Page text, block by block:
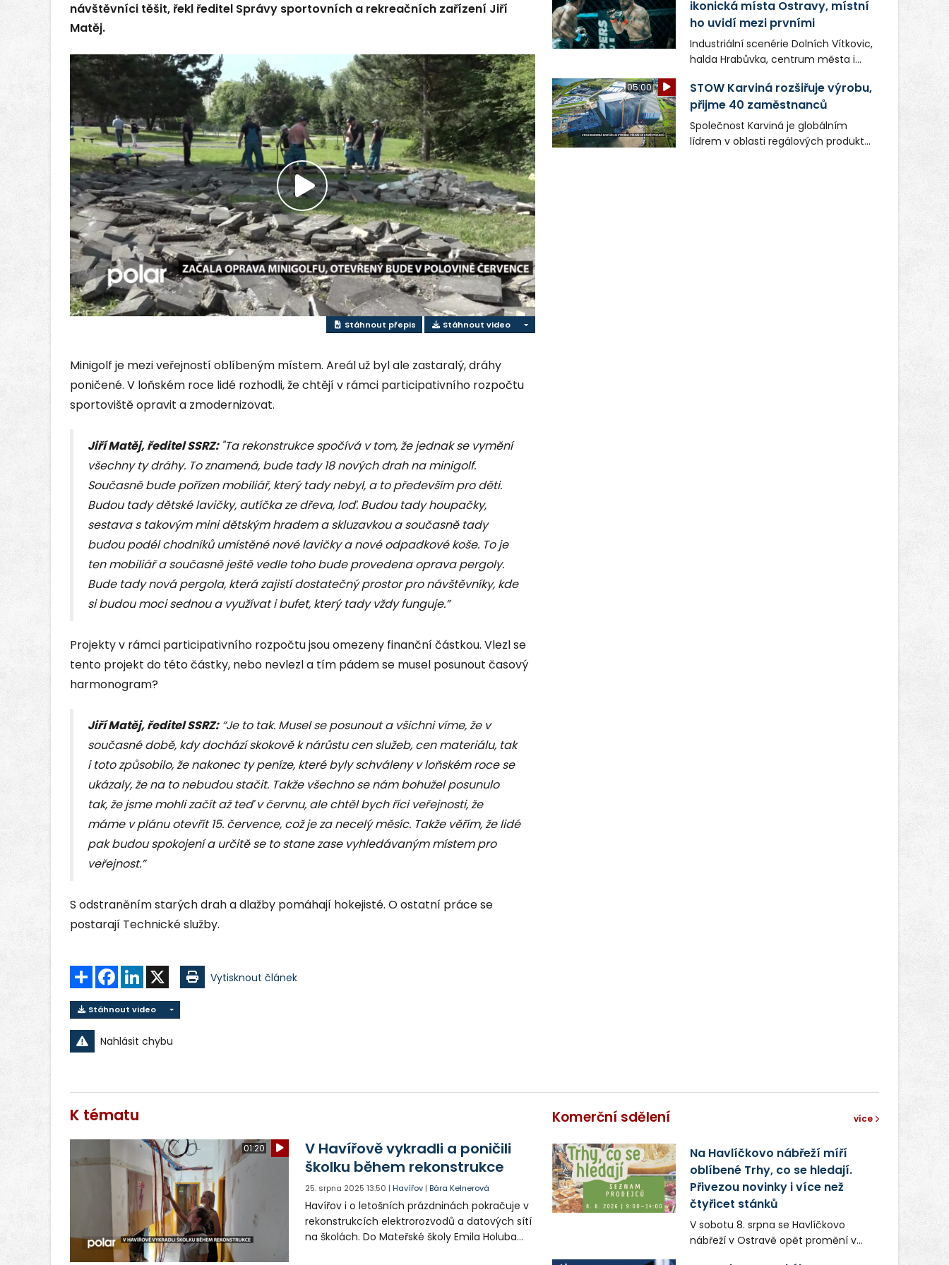
návštěvníci těšit, řekl ředitel Správy sportovních a rekreačních zařízení Jiří
Matěj.
Přehrát
video
Stáhnout přepis Stáhnout video
Minigolf je mezi veřejností oblíbeným místem. Areál už byl ale zastaralý, dráhy
poničené. V loňském roce lidé rozhodli, že chtějí v rámci participativního rozpočtu
sportoviště opravit a zmodernizovat.
Jiří Matěj, ředitel SSRZ: "Ta rekonstrukce spočívá v tom, že jednak se vymění
všechny ty dráhy. To znamená, bude tady 18 nových drah na minigolf.
Současně bude pořízen mobiliář, který tady nebyl, a to především pro děti.
Budou tady dětské lavičky, autíčka ze dřeva, loď. Budou tady houpačky,
sestava s takovým mini dětským hradem a skluzavkou a současně tady
budou podél chodníků umístěné nové lavičky a nové odpadkové koše. To je
ten mobiliář a současně ještě vedle toho bude provedena oprava pergoly.
Bude tady nová pergola, která zajistí dostatečný prostor pro návštěvníky, kde
si budou moci sednou a využívat i bufet, který tady vždy funguje.”
Projekty v rámci participativního rozpočtu jsou omezeny finanční částkou. Vlezl se
tento projekt do této částky, nebo nevlezl a tím pádem se musel posunout časový
harmonogram?
Jiří Matěj, ředitel SSRZ:“Je to tak. Musel se posunout a všichni víme, že v
současné době, kdy dochází skokově k nárůstu cen služeb, cen materiálu, tak
i toto způsobilo, že nakonec ty peníze, které byly schváleny v loňském roce se
ukázaly, že na to nebudou stačit. Takže všechno se nám bohužel posunulo
tak, že jsme mohli začít až teď v červnu, ale chtěl bych říci veřejnosti, že
máme v plánu otevřít 15. července, což je za necelý měsíc. Takže věřím, že lidé
pak budou spokojení a určitě se to stane zase vyhledávaným místem pro
veřejnost.”
S odstraněním starých drah a dlažby pomáhají hokejisté. O ostatní práce se
postarají Technické služby.
Sdílet FacebookLinkedIn Vytisknout článek
Stáhnout video
Nahlásit chybu
ikonická místa Ostravy, místní
ho uvidí mezi prvními
Industriální scenérie Dolních Vítkovic,
halda Hrabůvka, centrum města i
v novém filmu Bojovník, který vstoupí
do kin už 13. srpna. Režiséři Vojtěch
Frič a Tomáš Dianiška si
moravskoslezskou metropoli
nevybrali náhodou – její syrová
05:00
STOW Karviná rozšiřuje výrobu,
přijme 40 zaměstnanců
Společnost Karviná je globálním
lídrem v oblasti regálových produktů
K tématu
01:20
V Havířově vykradli a poničili
školku během rekonstrukce
25. srpna 2025 13:50 |Havířov |Bára Kelnerová
Havířov i o letošních prázdninách pokračuje v
rekonstrukcích elektrorozvodů a datových sítí
na školách. Do Mateřské školy Emila Holuba
Komerční sdělení více
Na Havlíčkovo nábřeží míří
oblíbené Trhy, co se hledají.
Přivezou novinky i více než
čtyřicet stánků
V sobotu 8. srpna se Havlíčkovo
nábřeží v Ostravě opět promění v